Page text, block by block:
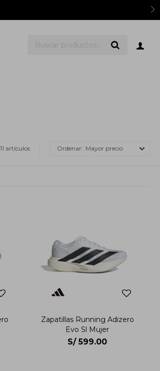
11 artículos Mayor precio
Zapatillas Running Adizero
Evo Sl Mujer
S/ 599.00